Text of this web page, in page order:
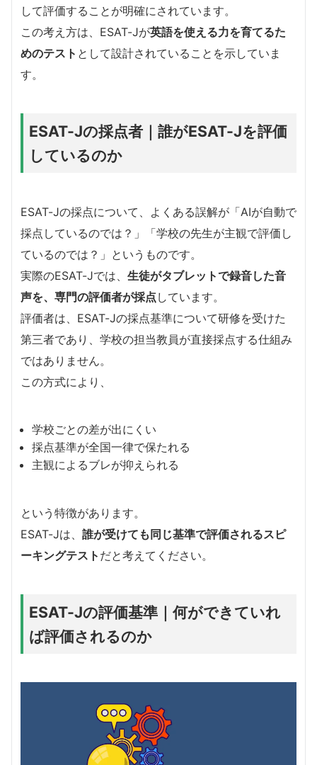
して評価することが明確にされています。
この考え方は、ESAT-Jが英語を使える力を育てるた
めのテスト として設計されていることを示していま
す。
ESAT-Jの採点者｜誰がESAT-Jを評価
しているのか
ESAT-Jの採点について、よくある誤解が「AIが自動で
採点しているのでは？」「学校の先生が主観で評価し
ているのでは？」というものです。
実際のESAT-Jでは、 生徒がタブレットで録音した音
声を、専門の評価者が採点 しています。
評価者は、ESAT-Jの採点基準について研修を受けた
第三者であり、学校の担当教員が直接採点する仕組み
ではありません。
この方式により、
学校ごとの差が出にくい
採点基準が全国一律で保たれる
主観によるブレが抑えられる
という特徴があります。
ESAT-Jは、 誰が受けても同じ基準で評価されるスピ
ーキングテスト だと考えてください。
ESAT-Jの評価基準｜何ができていれ
ば評価されるのか